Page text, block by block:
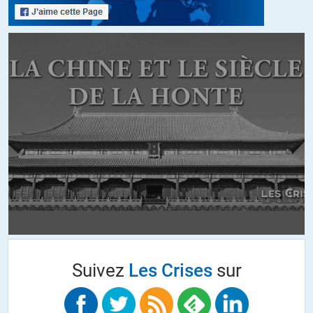
+10 ALERTER
banques remplis de proches, frères, sœurs, cousin(e)s, conjoints de
« personnalités » politiques…
Les réponses aux appels d’offres pour la gestion de certains actifs
n’en sont que plus « pertinentes »… et le lobbying plus efficace.
La « fluidification des relations sociales » n’a pas cours qu’au
MEDEF pour la formation pro !…
+3 ALERTER
//30.09.2015 à 17h12
Suivez Les Crisessur